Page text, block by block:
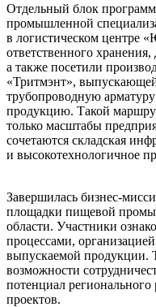
Отдельный блок
промышленной
в логистическом центре
ответственного
а также посетили
«Тритмэнт»,
трубопроводную
продукцию. Такой
только масштабы
сочетаются складская
и высокотехнологичное
Завершилась бизнес-
площадки пищевой
области. Участники
процессами,
выпускаемой продукции.
возможности
потенциал
проектов.